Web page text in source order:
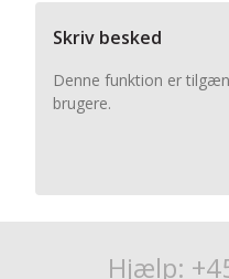
Skriv besked
Denne funktion er
brugere.
Hjælp: